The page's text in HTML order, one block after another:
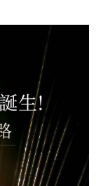
算日後寄送繳費提
直營門市／銀行轉
公司）所提供，讓
將買賣／分期付款
款。
商店將以您的個人
集、處理及利用，
更正。
AFTEE先享後付」
可透過四大超商／
。
取消訂單，請聯絡
需透過AFTEE先享
示為準，若有關於
「AFTEE先享後付